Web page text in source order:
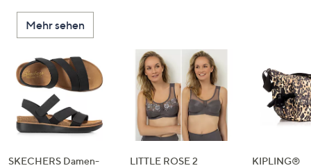
nach
unten
oder
wischen
Sie
Touch-
Geräten
links
Mehr sehen
SKECHERS Damen-
LITTLE ROSE 2
KIPLING®